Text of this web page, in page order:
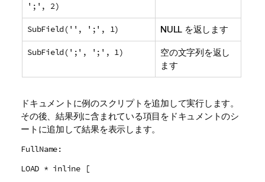
';', 2)
SubField('', ';', 1) NULL を返します
SubField(';', ';', 1)
空の文字列を返し
ます
ドキュメントに例のスクリプトを追加して実行します。
その後、結果列に含まれている項目をドキュメントのシ
ートに追加して結果を表示します。
FullName:
LOAD * inline [